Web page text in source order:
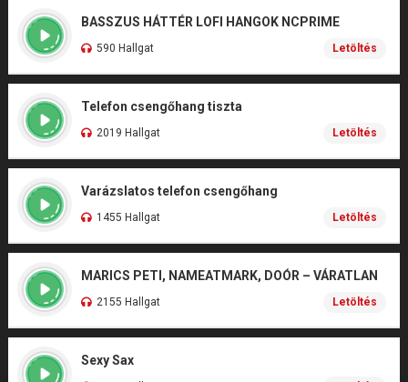
BASSZUS HÁTTÉR LOFI HANGOK NCPRIME
590 Hallgat Letöltés
Telefon csengőhang tiszta
2019 Hallgat Letöltés
Varázslatos telefon csengőhang
1455 Hallgat Letöltés
MARICS PETI, NAMEATMARK, DOÓR – VÁRATLAN
2155 Hallgat Letöltés
Sexy Sax